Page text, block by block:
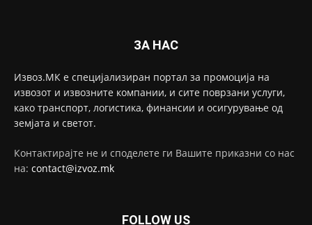
ЗА НАС
Извоз.МК е специјализиран портал за промоција на
извозот и извозните компании, и сите поврзани услуги,
како транспорт, логистика, финансии и осигурување од
земјата и светот.
Контактирајте не и споделете ги Вашите приказни со нас
на: contact@izvoz.mk
FOLLOW US